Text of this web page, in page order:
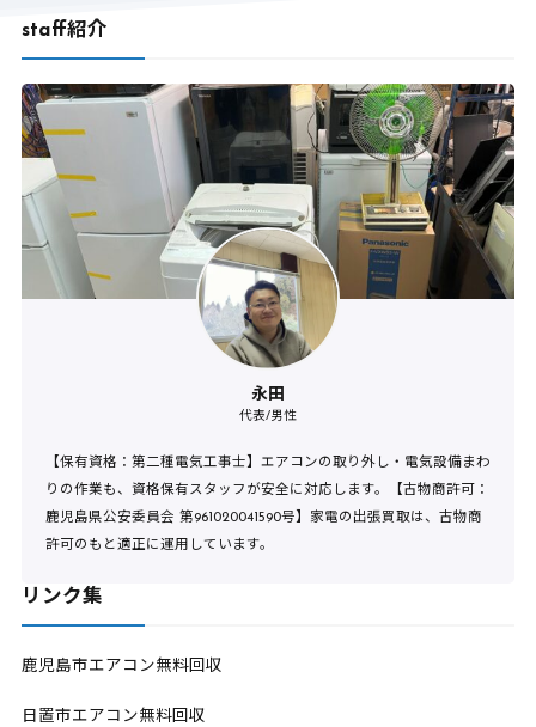
staff紹介
永田
代表/男性
【保有資格：第二種電気工事士】エアコンの取り外し・電気設備まわ
りの作業も、資格保有スタッフが安全に対応します。【古物商許可：
鹿児島県公安委員会 第961020041590号】家電の出張買取は、古物商
許可のもと適正に運用しています。
リンク集
鹿児島市エアコン無料回収
日置市エアコン無料回収